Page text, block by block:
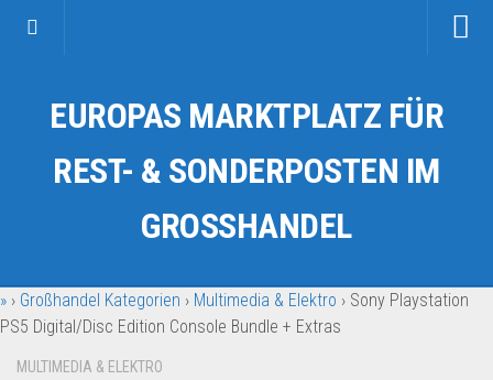
Kategorien
Auto & Motorrad
Fahrzeuge & Transport
Garten & Werkzeug
Geschäft, Büro & Schreibwaren
Geschenkartikel
EUROPAS MARKTPLATZ FÜR
REST- & SONDERPOSTEN IM
GROSSHANDEL
» › Großhandel Kategorien › Multimedia & Elektro › Sony Playstation
PS5 Digital/Disc Edition Console Bundle + Extras
MULTIMEDIA & ELEKTRO